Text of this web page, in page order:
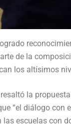
de la
los altísimos
la
“el diálogo con
las escuelas con